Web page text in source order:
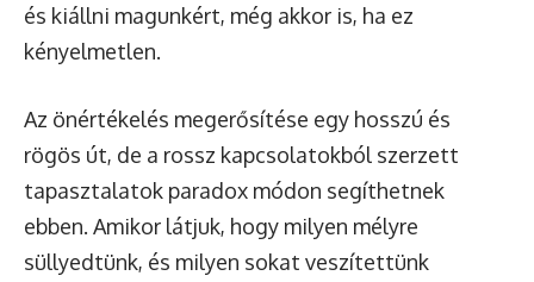
és kiállni magunkért, még akkor is, ha ez
kényelmetlen.
Az önértékelés megerősítése egy hosszú és
rögös út, de a rossz kapcsolatokból szerzett
tapasztalatok paradox módon segíthetnek
ebben. Amikor látjuk, hogy milyen mélyre
süllyedtünk, és milyen sokat veszítettünk